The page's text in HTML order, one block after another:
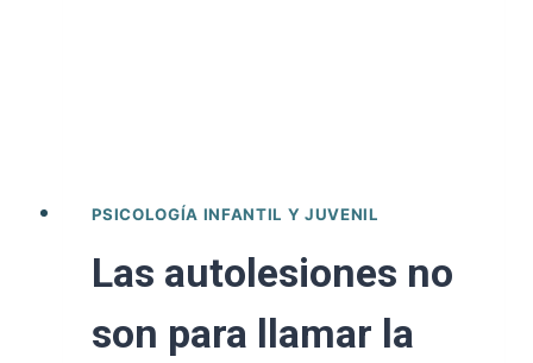
PSICOLOGÍA INFANTIL Y JUVENIL
Las autolesiones no
son para llamar la